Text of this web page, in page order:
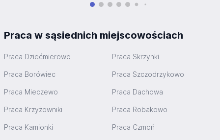
Praca w sąsiednich miejscowościach
Praca Dziećmierowo Praca Skrzynki
Praca Borówiec Praca Szczodrzykowo
Praca Mieczewo Praca Dachowa
Praca Krzyżowniki Praca Robakowo
Praca Kamionki Praca Czmoń